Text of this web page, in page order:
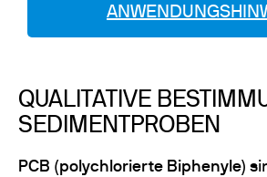
QUALITATIVE
SEDIMENTPROBEN
PCB (polychlorierte Biphenyle)